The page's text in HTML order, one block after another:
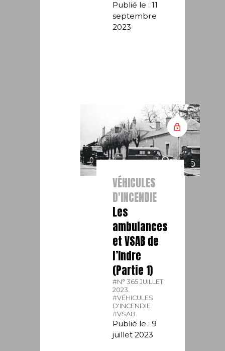
Publié le : 11
septembre
2023
VÉHICULES
D'INCENDIE
Les
ambulances
et VSAB de
l’Indre
(Partie 1)
#N° 365 JUILLET
2023.
#VÉHICULES
D'INCENDIE.
#VSAB.
Publié le : 9
juillet 2023